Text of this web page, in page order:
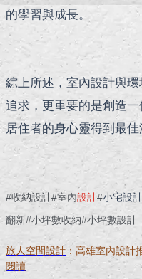
的學習與成長。
綜上所述，室內設計與
追求，更重要的是創造
居住者的身心靈得到最佳
#收納設計#室內設計#小宅設計
翻新#小坪數收納#小坪數設計
旅人空間設計 ：高雄室內設計
閱讀